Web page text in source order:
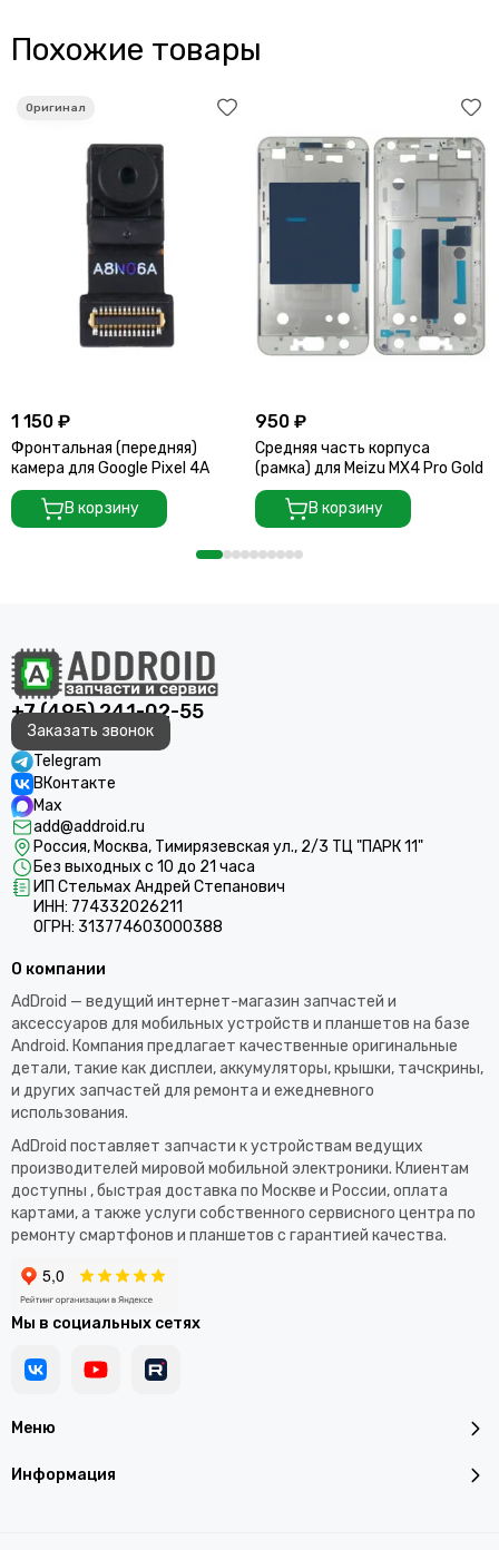
Похожие товары
1 150 ₽
Фронтальная (передняя)
камера для Google Pixel 4A
В корзину
950 ₽
Средняя часть корпуса
(рамка) для Meizu MX4 Pro Gold
В корзину
+7 (495) 241-02-55
Заказать звонок
Telegram
ВКонтакте
Max
add@addroid.ru
Россия, Москва, Тимирязевская ул., 2/3 ТЦ "ПАРК 11"
Без выходных с 10 до 21 часа
ИП Стельмах Андрей Степанович
ИНН: 774332026211
ОГРН: 313774603000388
Меню
Информация
О компании
AdDroid — ведущий интернет-магазин запчастей и
аксессуаров для мобильных устройств и планшетов на базе
Android. Компания предлагает качественные оригинальные
детали, такие как дисплеи, аккумуляторы, крышки, тачскрины,
и других запчастей для ремонта и ежедневного
использования.​
AdDroid поставляет запчасти к устройствам ведущих
производителей мировой мобильной электроники. Клиентам
доступны , быстрая доставка по Москве и России, оплата
картами, а также услуги собственного сервисного центра по
ремонту смартфонов и планшетов с гарантией качества.
Мы в социальных сетях